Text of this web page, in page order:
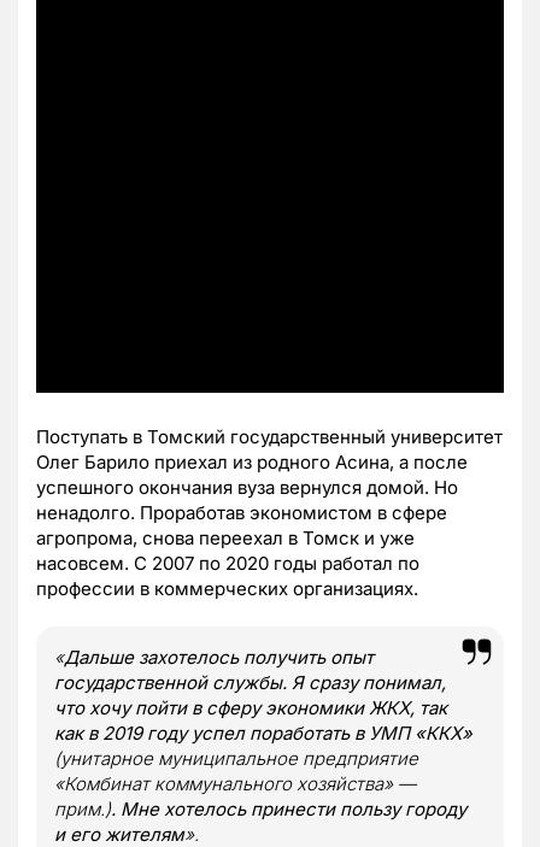
Поступать в Томский государственный университет
Олег Барило приехал из родного Асина, а после
успешного окончания вуза вернулся домой. Но
ненадолго. Проработав экономистом в сфере
агропрома, снова переехал в Томск и уже
насовсем. С 2007 по 2020 годы работал по
профессии в коммерческих организациях.
«Дальше захотелось получить опыт
государственной службы. Я сразу понимал,
что хочу пойти в сферу экономики ЖКХ, так
как в 2019 году успел поработать в УМП «ККХ»
(унитарное муниципальное предприятие
«Комбинат коммунального хозяйства» —
прим.). Мне хотелось принести пользу городу
и его жителям».